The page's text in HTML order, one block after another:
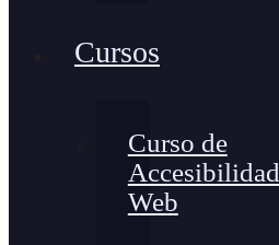
Cursos
Curso de
Accesibilidad
Web